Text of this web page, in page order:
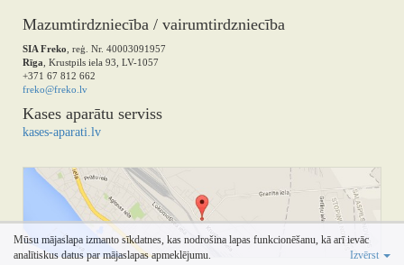
Mūsu mājaslapa izmanto sīkdatnes, kas nodrošina lapas funkcionēšanu, kā arī ievāc
analītiskus datus par mājaslapas apmeklējumu.
Izvērst
Mazumtirdzniecība / vairumtirdzniecība
SIA Freko , reģ. Nr. 40003091957
Rīga , Krustpils iela 93, LV-1057
+371 67 812 662
freko@freko.lv
Kases aparātu serviss
kases-aparati.lv